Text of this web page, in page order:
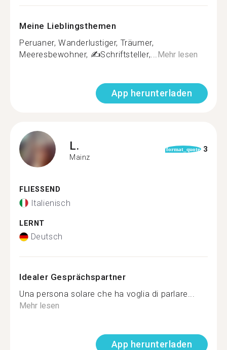
Meine Lieblingsthemen
Peruaner, Wanderlustiger, Träumer,
Meeresbewohner, ✍️Schriftsteller,...Mehr lesen
App herunterladen
L.
Mainz
format_quote 3
FLIESSEND
Italienisch
LERNT
Deutsch
Idealer Gesprächspartner
Una persona solare che ha voglia di parlare...
Mehr lesen
App herunterladen